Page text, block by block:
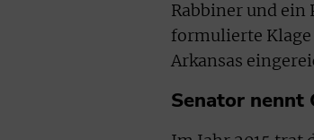
Rabbiner und
formulierte
Arkansas
Senator nennt